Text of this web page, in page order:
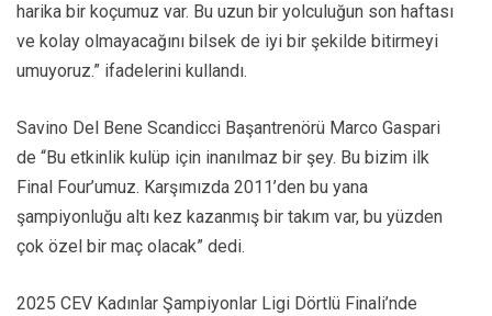
harika bir koçumuz var. Bu uzun bir yolculuğun son haftası
ve kolay olmayacağını bilsek de iyi bir şekilde bitirmeyi
umuyoruz.” ifadelerini kullandı.
Savino Del Bene Scandicci Başantrenörü Marco Gaspari
de “Bu etkinlik kulüp için inanılmaz bir şey. Bu bizim ilk
Final Four’umuz. Karşımızda 2011’den bu yana
şampiyonluğu altı kez kazanmış bir takım var, bu yüzden
çok özel bir maç olacak” dedi.
2025 CEV Kadınlar Şampiyonlar Ligi Dörtlü Finali’nde